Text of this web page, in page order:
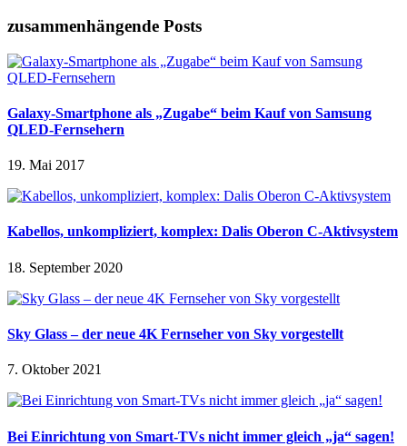
zusammenhängende Posts
Galaxy-Smartphone als „Zugabe“ beim Kauf von Samsung
QLED-Fernsehern
19. Mai 2017
Kabellos, unkompliziert, komplex: Dalis Oberon C-Aktivsystem
18. September 2020
Sky Glass – der neue 4K Fernseher von Sky vorgestellt
7. Oktober 2021
Bei Einrichtung von Smart-TVs nicht immer gleich „ja“ sagen!